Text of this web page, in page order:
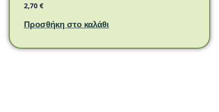
2,70€
Προσθήκη στο καλάθι